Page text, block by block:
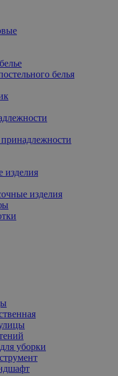
белья
изделия
изделия
уборки